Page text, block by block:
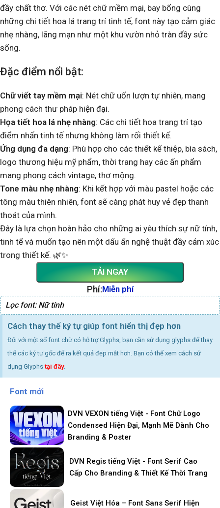
đầy chất thơ. Với các nét chữ mềm mại, bay bổng cùng
những chi tiết hoa lá trang trí tinh tế, font này tạo cảm giác
nhẹ nhàng, lãng mạn như một khu vườn nhỏ tràn đầy sức
sống.
Đặc điểm nổi bật:
Chữ viết tay mềm mại: Nét chữ uốn lượn tự nhiên, mang
phong cách thư pháp hiện đại.
Họa tiết hoa lá nhẹ nhàng: Các chi tiết hoa trang trí tạo
điểm nhấn tinh tế nhưng không làm rối thiết kế.
Ứng dụng đa dạng: Phù hợp cho các thiết kế thiệp, bìa sách,
logo thương hiệu mỹ phẩm, thời trang hay các ấn phẩm
mang phong cách vintage, thơ mộng.
Tone màu nhẹ nhàng: Khi kết hợp với màu pastel hoặc các
tông màu thiên nhiên, font sẽ càng phát huy vẻ đẹp thanh
thoát của mình.
Đây là lựa chọn hoàn hảo cho những ai yêu thích sự nữ tính,
tinh tế và muốn tạo nên một dấu ấn nghệ thuật đầy cảm xúc
trong thiết kế. 🌿✨
TẢI NGAY
Phí:Miễn phí
Lọc font: Nữ tính
Cách thay thế ký tự giúp font hiển thị đẹp hơn
Đối với một số font chữ có hỗ trợ Glyphs, bạn cần sử dụng glyphs để thay
thể các ký tự gốc để ra kết quả đẹp mắt hơn. Bạn có thể xem cách sử
dụng Glyphs tại đây.
Font mới
DVN VEXON tiếng Việt - Font Chữ Logo
Condensed Hiện Đại, Mạnh Mẽ Dành Cho
Branding & Poster
DVN Regis tiếng Việt - Font Serif Cao
Cấp Cho Branding & Thiết Kế Thời Trang
Geist Việt Hóa – Font Sans Serif Hiện